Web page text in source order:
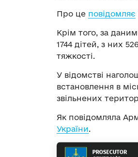
Про це повідомляє
Крім того, за
1744 дітей, з них
тяжкості.
У відомстві
встановлення в
звільнених
Як повідомляла
України.